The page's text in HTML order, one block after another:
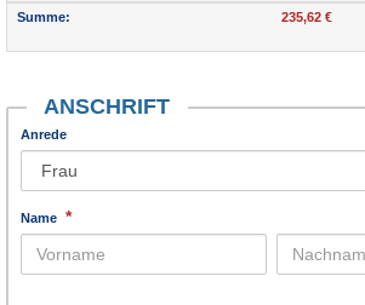
Summe: 235,62 €
ANSCHRIFT
Anrede
Name *